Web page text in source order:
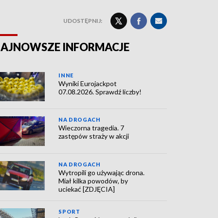
UDOSTĘPNIJ:
INFORMACJE
INNE
Wyniki Eurojackpot
07.08.2026. Sprawdź liczby!
NA DROGACH
Wieczorna tragedia. 7
zastępów straży w akcji
NA DROGACH
Wytropili go używając drona.
Miał kilka powodów, by
uciekać [ZDJĘCIA]
SPORT